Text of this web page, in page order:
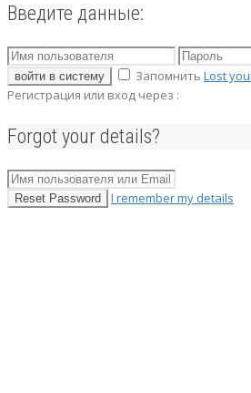
Введите данные:
войти в систему Запомнить Lost
Регистрация или вход через :
Forgot your details?
Reset Password I remember my details